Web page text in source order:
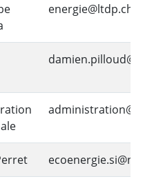
energie@ltdp.ch